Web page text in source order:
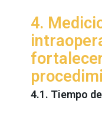
4.
4.1. Tiempo